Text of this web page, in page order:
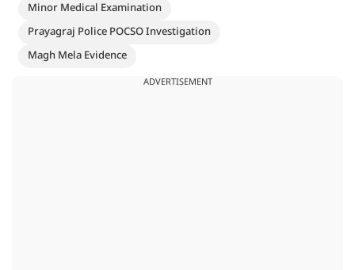
Minor Medical Examination
Prayagraj Police POCSO Investigation
Magh Mela Evidence
ADVERTISEMENT